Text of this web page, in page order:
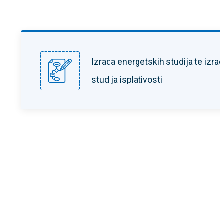
Izrada energetskih studija te
studija isplativosti